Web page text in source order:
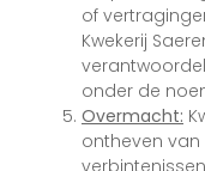
of
Kwekerij
onder de
Overmacht:
ontheven